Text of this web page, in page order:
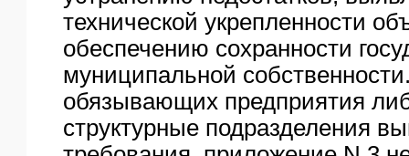
технической укрепленности
обеспечению сохранности
муниципальной
обязывающих предприятия
структурные подразделения